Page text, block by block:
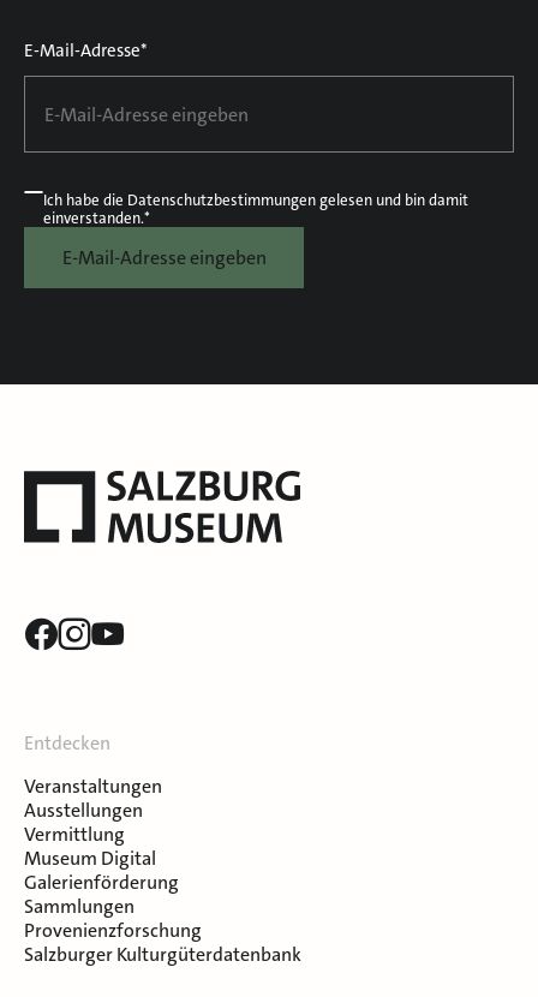
E-Mail-Adresse*
Ich habe die Datenschutzbestimmungengelesen und bin damit
einverstanden.*
E-Mail-Adresse eingeben
Entdecken
Veranstaltungen
Ausstellungen
Vermittlung
Museum Digital
Galerienförderung
Sammlungen
Provenienzforschung
Salzburger Kulturgüterdatenbank